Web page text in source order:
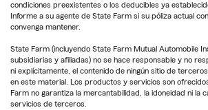
condiciones preexistentes o los deducibles ya
Informe a su agente de State Farm si su póliza actual
convenga mantener.
State Farm (incluyendo State Farm Mutual Automobile
subsidiarias y afiliadas) no se hace responsable y no
ni explícitamente, el contenido de ningún sitio de
en este material. Los productos y servicios son
Farm no garantiza la mercantabilidad, la idoneidad ni la
servicios de terceros.